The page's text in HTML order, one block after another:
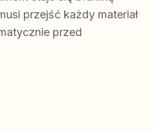
przejść każdy materiał
przed